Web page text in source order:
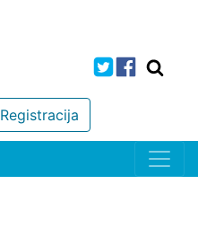
Registracija